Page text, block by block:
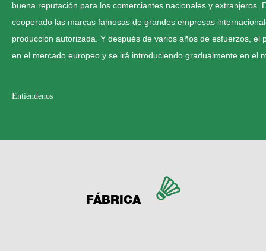
buena reputación para los comerciantes nacionales y
cooperado las marcas famosas de grandes empresas
producción autorizada. Y después de varios años de esfuerzos,
en el mercado europeo y se irá introduciendo gradualmente en el
Entiéndenos
FÁBRICA